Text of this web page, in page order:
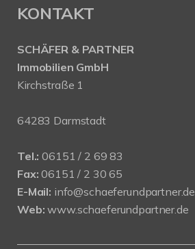
KONTAKT
SCHÄFER & PARTNER
Immobilien GmbH
Kirchstraße 1
64283 Darmstadt
Tel.: 06151 / 2 69 83
Fax: 06151 / 2 30 65
E-Mail: info@schaeferundpartner.de
Web: www.schaeferundpartner.de